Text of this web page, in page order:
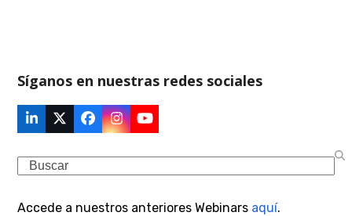
Síganos en nuestras redes sociales
LinkedIn
Twitter
(deprecated)
Facebook
Instagram
YouTube
Search
Accede a nuestros anteriores Webinars aquí.